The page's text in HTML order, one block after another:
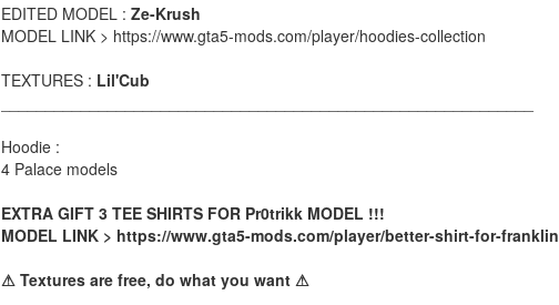
EDITED MODEL : Ze-Krush
MODEL LINK > https://www.gta5-mods.com/player/hoodies-collection
TEXTURES : Lil'Cub
Hoodie :
4 Palace models
EXTRA GIFT 3 TEE SHIRTS FOR Pr0trikk MODEL !!!
MODEL LINK > https://www.gta5-mods.com/player/better-shirt-for-franklin
⚠ Textures are free, do what you want ⚠